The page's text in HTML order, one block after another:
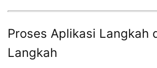
Proses Aplikasi Langkah
Langkah